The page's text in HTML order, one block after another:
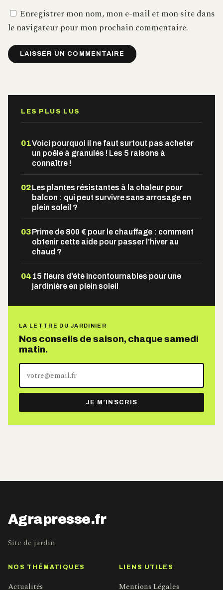
Enregistrer mon nom, mon e-mail et mon site dans
le navigateur pour mon prochain commentaire.
LES PLUS LUS
01Voici pourquoi il ne faut surtout pas acheter
un poêle à granulés ! Les 5 raisons à
connaître !
02Les plantes résistantes à la chaleur pour
balcon : qui peut survivre sans arrosage en
plein soleil ?
03Prime de 800 € pour le chauffage : comment
obtenir cette aide pour passer l’hiver au
chaud ?
04 15 fleurs d’été incontournables pour une
jardinière en plein soleil
LA LETTRE DU JARDINIER
Nos conseils de saison, chaque samedi
matin.
adresse
e-
mail
JE M’INSCRIS
Agrapresse.fr
Site de jardin
NOS THÉMATIQUES
Actualités
LIENS UTILES
Mentions Légales